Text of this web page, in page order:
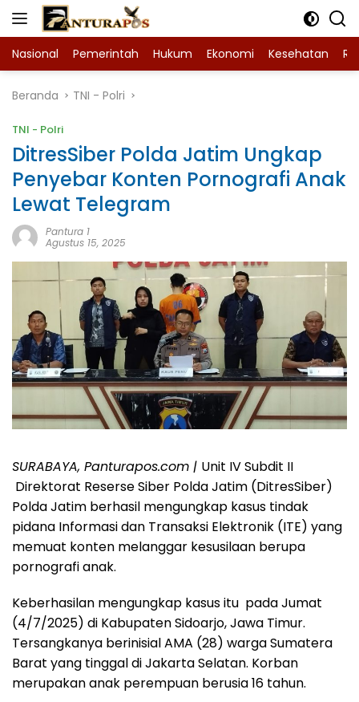
Langsung
Nasional Pemerintah Hukum Ekonomi Kesehatan
Beranda TNI - Polri
TNI - Polri
DitresSiber Polda Jatim Ungkap
Penyebar Konten Pornografi Anak
Lewat Telegram
Pantura 1
Agustus 15, 2025
SURABAYA, Panturapos.com | Unit IV Subdit II
Direktorat Reserse Siber Polda Jatim (DitresSiber)
Polda Jatim berhasil mengungkap kasus tindak
pidana Informasi dan Transaksi Elektronik (ITE) yang
memuat konten melanggar kesusilaan berupa
pornografi anak.
Keberhasilan mengungkap kasus itu pada Jumat
(4/7/2025) di Kabupaten Sidoarjo, Jawa Timur.
Tersangkanya berinisial AMA (28) warga Sumatera
Barat yang tinggal di Jakarta Selatan. Korban
merupakan anak perempuan berusia 16 tahun.